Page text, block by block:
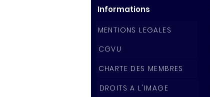
Informations
MENTIONS LEGALES
CGVU
CHARTE DES MEMBRES
DROITS A L'IMAGE